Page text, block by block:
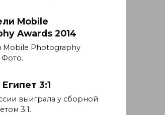
Mobile
Awards 2014
Mobile Photography
Фото.
3:1
выиграла у сборной
3:1.